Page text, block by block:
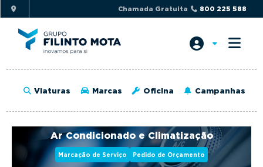
i
p
t
o
r
i
m
a
i
p
t
o
a
i
n
c
Chamada Gratuita 800 225 588
Viaturas Marcas Oficina Campanhas
Ar Condicionado e Climatização
Marcação de Serviço Pedido de Orçamento